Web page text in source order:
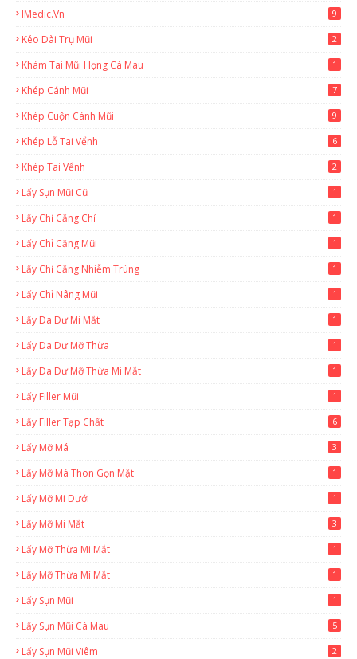
IMedic.vn 9
Kéo Dài Trụ Mũi 2
Khám Tai Mũi Họng Cà Mau 1
Khép Cánh Mũi 7
Khép Cuộn Cánh Mũi 9
Khép Lỗ Tai Vểnh 6
Khép Tai Vểnh 2
Lấy Sụn Mũi Cũ 1
Lấy Chỉ Căng Chỉ 1
Lấy Chỉ Căng Mũi 1
Lấy Chỉ Căng Nhiễm Trùng 1
Lấy Chỉ Nâng Mũi 1
Lấy Da Dư Mi Mắt 1
Lấy Da Dư Mỡ Thừa 1
Lấy Da Dư Mỡ Thừa Mi Mắt 1
Lấy Filler Mũi 1
Lấy Filler Tạp Chất 6
Lấy Mỡ Má 3
Lấy Mỡ Má Thon Gọn Mặt 1
Lấy Mỡ Mi Dưới 1
Lấy Mỡ Mi Mắt 3
Lấy Mỡ Thừa Mi Mắt 1
Lấy Mỡ Thừa Mí Mắt 1
Lấy Sụn Mũi 1
Lấy Sụn Mũi Cà Mau 5
Lấy Sụn Mũi Viêm 2